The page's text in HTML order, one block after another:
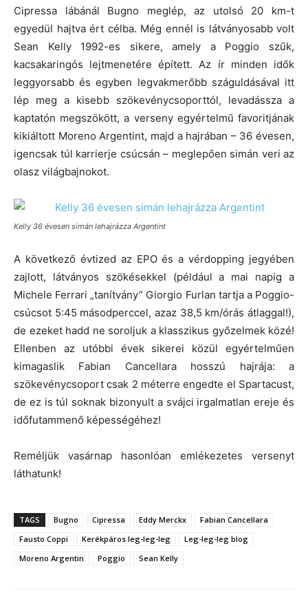
Cipressa lábánál Bugno meglép, az utolsó 20 km-t
egyedül hajtva ért célba. Még ennél is látványosabb volt
Sean Kelly 1992-es sikere, amely a Poggio szűk,
kacsakaringós lejtmenetére épített. Az ír minden idők
leggyorsabb és egyben legvakmerőbb száguldásával itt
lép meg a kisebb szökevénycsoporttól, levadássza a
kaptatón megszökött, a verseny egyértelmű favoritjának
kikiáltott Moreno Argentint, majd a hajrában – 36 évesen,
igencsak túl karrierje csúcsán – meglepően simán veri az
olasz világbajnokot.
Kelly 36 évesen simán lehajrázza Argentint
A következő évtized az EPO és a vérdopping jegyében
zajlott, látványos szökésekkel (például a mai napig a
Michele Ferrari „tanítvány” Giorgio Furlan tartja a Poggio-
csúcsot 5:45 másodperccel, azaz 38,5 km/órás átlaggal!),
de ezeket hadd ne soroljuk a klasszikus győzelmek közé!
Ellenben az utóbbi évek sikerei közül egyértelműen
kimagaslik Fabian Cancellara hosszú hajrája: a
szökevénycsoport csak 2 méterre engedte el Spartacust,
de ez is túl soknak bizonyult a svájci irgalmatlan ereje és
időfutammenő képességéhez!
Reméljük vasárnap hasonlóan emlékezetes versenyt
láthatunk!
TAGS Bugno Cipressa Eddy Merckx
Fabian Cancellara
Fausto Coppi
Kerékpáros leg-leg-leg
Leg-leg-leg blog
Moreno Argentin
Poggio Sean Kelly